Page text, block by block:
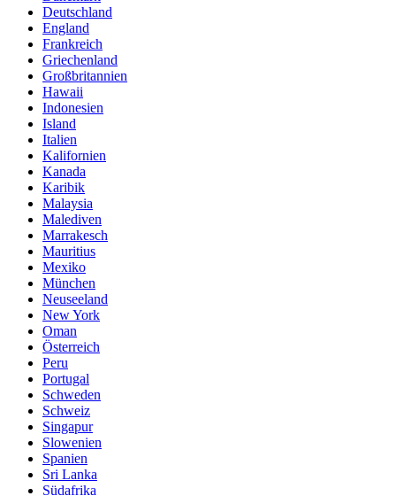
Deutschland
England
Frankreich
Griechenland
Großbritannien
Hawaii
Indonesien
Island
Italien
Kalifornien
Kanada
Karibik
Malaysia
Malediven
Marrakesch
Mauritius
Mexiko
München
Neuseeland
New York
Oman
Österreich
Peru
Portugal
Schweden
Schweiz
Singapur
Slowenien
Spanien
Sri Lanka
Südafrika